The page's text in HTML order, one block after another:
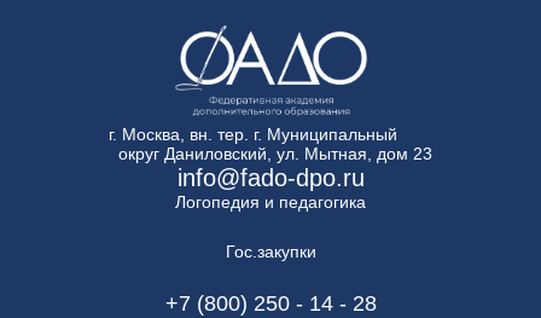
г. Москва, вн. тер. г. Муниципальный
округ Даниловский, ул. Мытная, дом 23
info@fado-dpo.ru
Логопедия и педагогика
Гос.закупки
+7 (800) 250 - 14 - 28